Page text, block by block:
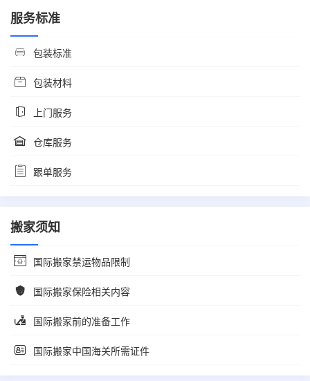
服务标准
包装标准
包装材料
上门服务
仓库服务
跟单服务
搬家须知
国际搬家禁运物品限制
国际搬家保险相关内容
国际搬家前的准备工作
国际搬家中国海关所需证件